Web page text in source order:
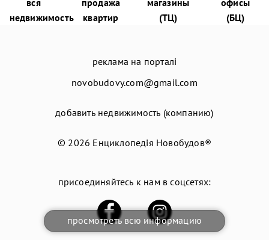
просмотреть всю информацию
вся
недвижимость
продажа
квартир
магазины
(ТЦ)
офисы
(БЦ)
реклама на порталі
novobudovy.com@gmail.com
добавить недвижимость (компанию)
© 2026 Енциклопедія Новобудов®
присоединяйтесь к нам в соцсетях: